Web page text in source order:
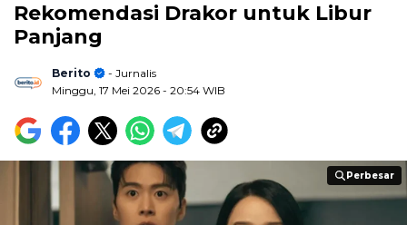
Rekomendasi Drakor untuk Libur
Panjang
Berito
- Jurnalis
Minggu, 17 Mei 2026 - 20:54 WIB
Perbesar
Perbesar